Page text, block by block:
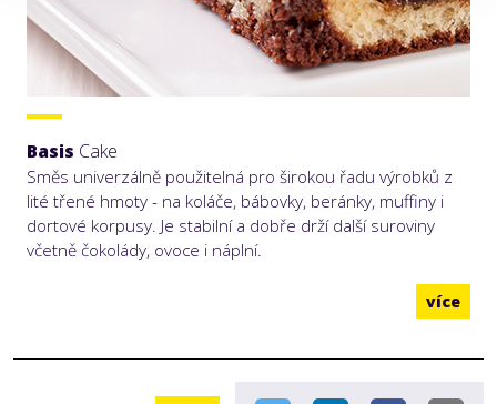
Basis Cake
Směs univerzálně použitelná pro širokou řadu výrobků z
lité třené hmoty - na koláče, bábovky, beránky, muffiny i
dortové korpusy. Je stabilní a dobře drží další suroviny
včetně čokolády, ovoce i náplní.
více